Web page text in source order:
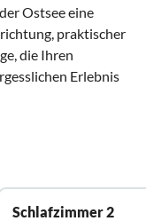
Ostsee eine
praktischer
die Ihren
Erlebnis
Schlafzimmer 2